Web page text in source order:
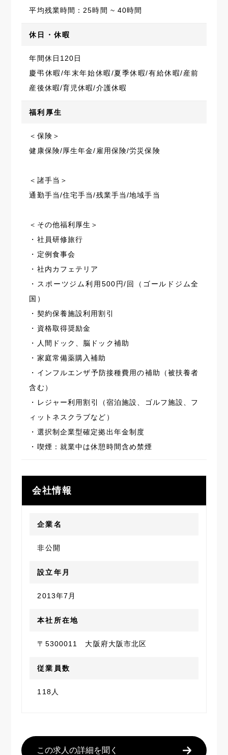
平均残業時間：25時間 ~ 40時間
休日・休暇
年間休日120日
慶弔休暇/年末年始休暇/夏季休暇/有給休暇/産前
産後休暇/育児休暇/介護休暇
福利厚生
＜保険＞
健康保険/厚生年金/雇用保険/労災保険
＜諸手当＞
通勤手当/住宅手当/残業手当/地域手当
＜その他福利厚生＞
・社員研修旅行
・定例食事会
・社内カフェテリア
・スポーツジム利用500円/回（ゴールドジム全
国）
・契約保養施設利用割引
・資格取得奨励金
・人間ドック、脳ドック補助
・家庭常備薬購入補助
・インフルエンザ予防接種費用の補助（被扶養者
含む）
・レジャー利用割引（宿泊施設、ゴルフ施設、フ
ィットネスクラブなど）
・選択制企業型確定拠出年金制度
・喫煙：就業中は休憩時間含め禁煙
会社情報
企業名
非公開
設立年月
2013年7月
本社所在地
〒5300011 大阪府大阪市北区
従業員数
118人
この求人の詳細を聞く